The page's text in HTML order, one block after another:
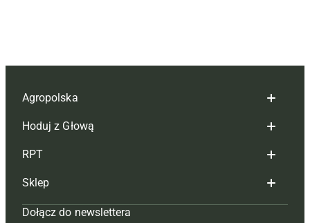
Agropolska
Redakcja
Reklama
Tagi
Mapa serwisu
Hoduj z Głową
Hoduj z głową bydło
Hoduj z głową świnie
Prenumerata
RPT
Redakcja
Prenumerata
Sklep
Czasopisma i prenumerata
Dołącz do newslettera